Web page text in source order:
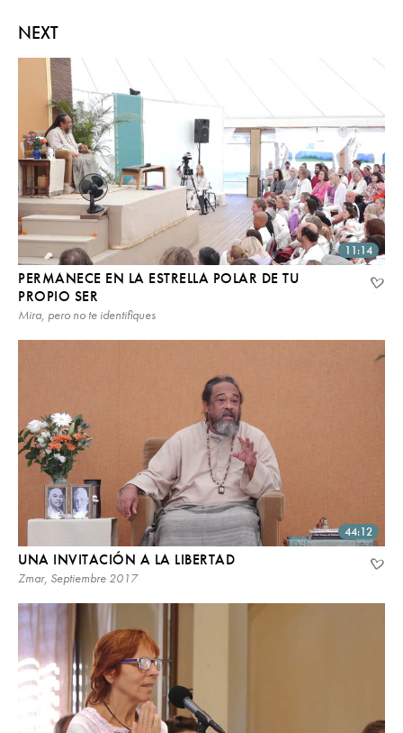
NEXT
11:14
PERMANECE EN LA ESTRELLA POLAR DE TU
PROPIO SER
Mira, pero no te identifiques
44:12
UNA INVITACIÓN A LA LIBERTAD
Zmar, Septiembre 2017